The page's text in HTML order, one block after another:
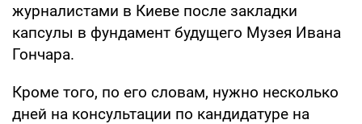
журналистами в Киеве после закладки
капсулы в фундамент будущего Музея Ивана
Гончара.
Кроме того, по его словам, нужно несколько
дней на консультации по кандидатуре на